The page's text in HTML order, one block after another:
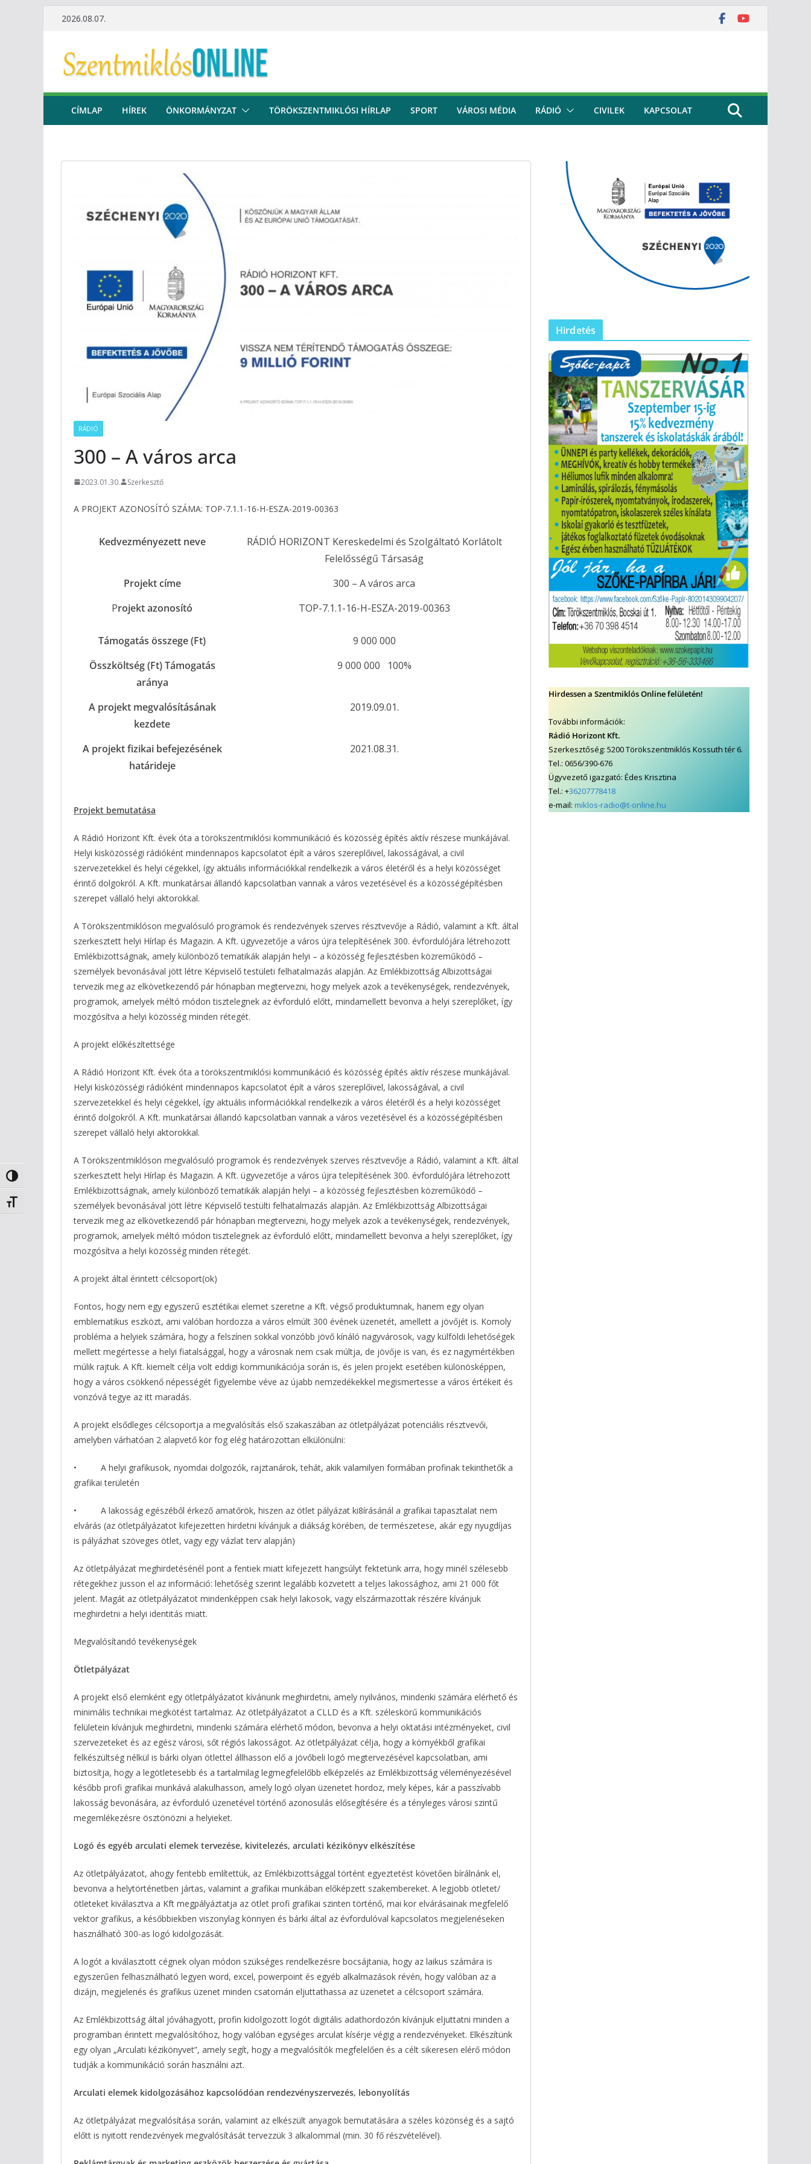
Nagy kontraszt váltása
Betűméret váltása
2026.08.07.
CÍMLAP HÍREK ÖNKORMÁNYZAT TÖRÖKSZENTMIKLÓSI HÍRLAP SPORT VÁROSI MÉDIA RÁDIÓ CIVILEK KAPCSOLAT
RÁDIÓ
300 – A város arca
2023.01.30. Szerkesztő
A PROJEKT AZONOSÍTÓ SZÁMA: TOP-7.1.1-16-H-ESZA-2019-00363
Kedvezményezett neve
RÁDIÓ HORIZONT Kereskedelmi és Szolgáltató Korlátolt
Felelősségű Társaság
Projekt címe
300 – A város arca
Projekt azonosító TOP-7.1.1-16-H-ESZA-2019-00363
Támogatás összege (Ft)
9 000 000
Összköltség (Ft) Támogatás
aránya
9 000 000 100%
A projekt megvalósításának
kezdete
2019.09.01.
A projekt fizikai befejezésének
határideje
2021.08.31.
Projekt bemutatása
A Rádió Horizont Kft. évek óta a törökszentmiklósi kommunikáció és közösség építés aktív részese munkájával.
Helyi kisközösségi rádióként mindennapos kapcsolatot épít a város szereplőivel, lakosságával, a civil
szervezetekkel és helyi cégekkel, így aktuális információkkal rendelkezik a város életéről és a helyi közösséget
érintő dolgokról. A Kft. munkatársai állandó kapcsolatban vannak a város vezetésével és a közösségépítésben
szerepet vállaló helyi aktorokkal.
A Törökszentmiklóson megvalósuló programok és rendezvények szerves résztvevője a Rádió, valamint a Kft. által
szerkesztett helyi Hírlap és Magazin. A Kft. ügyvezetője a város újra telepítésének 300. évfordulójára létrehozott
Emlékbizottságnak, amely különböző tematikák alapján helyi – a közösség fejlesztésben közreműködő –
személyek bevonásával jött létre Képviselő testületi felhatalmazás alapján. Az Emlékbizottság Albizottságai
tervezik meg az elkövetkezendő pár hónapban megtervezni, hogy melyek azok a tevékenységek, rendezvények,
programok, amelyek méltó módon tisztelegnek az évforduló előtt, mindamellett bevonva a helyi szereplőket, így
mozgósítva a helyi közösség minden rétegét.
A projekt előkészítettsége
A Rádió Horizont Kft. évek óta a törökszentmiklósi kommunikáció és közösség építés aktív részese munkájával.
Helyi kisközösségi rádióként mindennapos kapcsolatot épít a város szereplőivel, lakosságával, a civil
szervezetekkel és helyi cégekkel, így aktuális információkkal rendelkezik a város életéről és a helyi közösséget
érintő dolgokról. A Kft. munkatársai állandó kapcsolatban vannak a város vezetésével és a közösségépítésben
szerepet vállaló helyi aktorokkal.
A Törökszentmiklóson megvalósuló programok és rendezvények szerves résztvevője a Rádió, valamint a Kft. által
szerkesztett helyi Hírlap és Magazin. A Kft. ügyvezetője a város újra telepítésének 300. évfordulójára létrehozott
Emlékbizottságnak, amely különböző tematikák alapján helyi – a közösség fejlesztésben közreműködő –
személyek bevonásával jött létre Képviselő testülti felhatalmazás alapján. Az Emlékbizottság Albizottságai
tervezik meg az elkövetkezendő pár hónapban megtervezni, hogy melyek azok a tevékenységek, rendezvények,
programok, amelyek méltó módon tisztelegnek az évforduló előtt, mindamellett bevonva a helyi szereplőket, így
mozgósítva a helyi közösség minden rétegét.
A projekt által érintett célcsoport(ok)
Fontos, hogy nem egy egyszerű esztétikai elemet szeretne a Kft. végső produktumnak, hanem egy olyan
emblematikus eszközt, ami valóban hordozza a város elmúlt 300 évének üzenetét, amellett a jövőjét is. Komoly
probléma a helyiek számára, hogy a felszínen sokkal vonzóbb jövő kínáló nagyvárosok, vagy külföldi lehetőségek
mellett megértesse a helyi fiatalsággal, hogy a városnak nem csak múltja, de jövője is van, és ez nagymértékben
múlik rajtuk. A Kft. kiemelt célja volt eddigi kommunikációja során is, és jelen projekt esetében különösképpen,
hogy a város csökkenő népességét figyelembe véve az újabb nemzedékekkel megismertesse a város értékeit és
vonzóvá tegye az itt maradás.
A projekt elsődleges célcsoportja a megvalósítás első szakaszában az ötletpályázat potenciális résztvevői,
amelyben várhatóan 2 alapvető kör fog elég határozottan elkülönülni:
• A helyi grafikusok, nyomdai dolgozók, rajztanárok, tehát, akik valamilyen formában profinak tekinthetők a
grafikai területén
• A lakosság egészéből érkező amatőrök, hiszen az ötlet pályázat ki8írásánál a grafikai tapasztalat nem
elvárás (az ötletpályázatot kifejezetten hirdetni kívánjuk a diákság körében, de természetese, akár egy nyugdíjas
is pályázhat szöveges ötlet, vagy egy vázlat terv alapján)
Az ötletpályázat meghirdetésénél pont a fentiek miatt kifejezett hangsúlyt fektetünk arra, hogy minél szélesebb
rétegekhez jusson el az információ: lehetőség szerint legalább közvetett a teljes lakossághoz, ami 21 000 főt
jelent. Magát az ötletpályázatot mindenképpen csak helyi lakosok, vagy elszármazottak részére kívánjuk
meghirdetni a helyi identitás miatt.
Megvalósítandó tevékenységek
Ötletpályázat
A projekt első elemként egy ötletpályázatot kívánunk meghirdetni, amely nyilvános, mindenki számára elérhető és
minimális technikai megkötést tartalmaz. Az ötletpályázatot a CLLD és a Kft. széleskörű kommunikációs
felületein kívánjuk meghirdetni, mindenki számára elérhető módon, bevonva a helyi oktatási intézményeket, civil
szervezeteket és az egész városi, sőt régiós lakosságot. Az ötletpályázat célja, hogy a környékből grafikai
felkészültség nélkül is bárki olyan ötlettel állhasson elő a jövőbeli logó megtervezésével kapcsolatban, ami
biztosítja, hogy a legötletesebb és a tartalmilag legmegfelelőbb elképzelés az Emlékbizottság véleményezésével
később profi grafikai munkává alakulhasson, amely logó olyan üzenetet hordoz, mely képes, kár a passzívabb
lakosság bevonására, az évforduló üzenetével történő azonosulás elősegítésére és a tényleges városi szintű
megemlékezésre ösztönözni a helyieket.
Logó és egyéb arculati elemek tervezése, kivitelezés, arculati kézikönyv elkészítése
Az ötletpályázatot, ahogy fentebb említettük, az Emlékbizottsággal történt egyeztetést követően bírálnánk el,
bevonva a helytörténetben jártas, valamint a grafikai munkában előképzett szakembereket. A legjobb ötletet/
ötleteket kiválasztva a Kft megpályáztatja az ötlet profi grafikai szinten történő, mai kor elvárásainak megfelelő
vektor grafikus, a későbbiekben viszonylag könnyen és bárki által az évfordulóval kapcsolatos megjelenéseken
használható 300-as logó kidolgozását.
A logót a kiválasztott cégnek olyan módon szükséges rendelkezésre bocsájtania, hogy az laikus számára is
egyszerűen felhasználható legyen word, excel, powerpoint és egyéb alkalmazások révén, hogy valóban az a
dizájn, megjelenés és grafikus üzenet minden csatornán eljuttathassa az üzenetet a célcsoport számára.
Az Emlékbizottság által jóváhagyott, profin kidolgozott logót digitális adathordozón kívánjuk eljuttatni minden a
programban érintett megvalósítóhoz, hogy valóban egységes arculat kísérje végig a rendezvényeket. Elkészítünk
egy olyan „Arculati kézikönyvet”, amely segít, hogy a megvalósítók megfelelően és a célt sikeresen elérő módon
tudják a kommunikáció során használni azt.
Arculati elemek kidolgozásához kapcsolódóan rendezvényszervezés, lebonyolítás
Az ötletpályázat megvalósítása során, valamint az elkészült anyagok bemutatására a széles közönség és a sajtó
előtt is nyitott rendezvények megvalósítását tervezzük 3 alkalommal (min. 30 fő részvételével).
Hirdetés
Hirdessen a Szentmiklós Online felületén!
További információk:
Rádió Horizont Kft.
Szerkesztőség: 5200 Törökszentmiklós Kossuth tér 6.
Tel.: 0656/390-676
Ügyvezető igazgató: Édes Krisztina
Tel.: +36207778418
e-mail: miklos-radio@t-online.hu